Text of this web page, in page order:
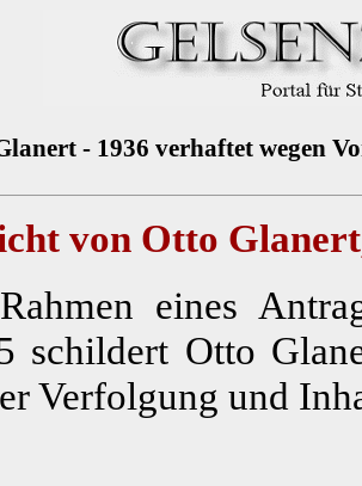
- 1936 verhaftet wegen
von Otto
eines
schildert Otto
Verfolgung und